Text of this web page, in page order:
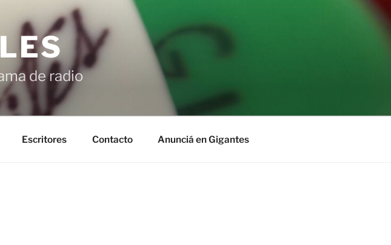
de radio
Escritores Contacto Anunciá en Gigantes